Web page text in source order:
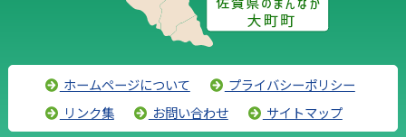
ホームページについて
プライバシーポリシー
リンク集
お問い合わせ サイトマップ